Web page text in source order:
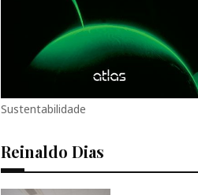
Sustentabilidade
Reinaldo Dias